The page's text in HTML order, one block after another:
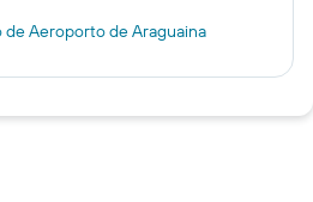
Aeroporto de Araguaina